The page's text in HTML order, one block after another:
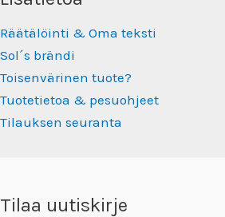
Räätälöinti & Oma teksti
Sol´s brändi
Toisenvärinen tuote?
Tuotetietoa & pesuohjeet
Tilauksen seuranta
Tilaa uutiskirje